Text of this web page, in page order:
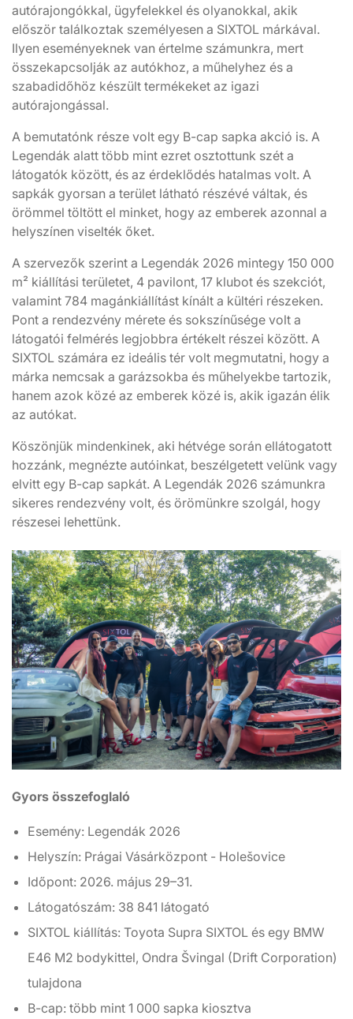
autórajongókkal, ügyfelekkel és olyanokkal, akik
először találkoztak személyesen a SIXTOL márkával.
Ilyen eseményeknek van értelme számunkra, mert
összekapcsolják az autókhoz, a műhelyhez és a
szabadidőhöz készült termékeket az igazi
autórajongással.
A bemutatónk része volt egy B-cap sapka akció is. A
Legendák alatt több mint ezret osztottunk szét a
látogatók között, és az érdeklődés hatalmas volt. A
sapkák gyorsan a terület látható részévé váltak, és
örömmel töltött el minket, hogy az emberek azonnal a
helyszínen viselték őket.
A szervezők szerint a Legendák 2026 mintegy 150 000
m² kiállítási területet, 4 pavilont, 17 klubot és szekciót,
valamint 784 magánkiállítást kínált a kültéri részeken.
Pont a rendezvény mérete és sokszínűsége volt a
látogatói felmérés legjobbra értékelt részei között. A
SIXTOL számára ez ideális tér volt megmutatni, hogy a
márka nemcsak a garázsokba és műhelyekbe tartozik,
hanem azok közé az emberek közé is, akik igazán élik
az autókat.
Köszönjük mindenkinek, aki hétvége során ellátogatott
hozzánk, megnézte autóinkat, beszélgetett velünk vagy
elvitt egy B-cap sapkát. A Legendák 2026 számunkra
sikeres rendezvény volt, és örömünkre szolgál, hogy
részesei lehettünk.
Gyors összefoglaló
Esemény: Legendák 2026
Helyszín: Prágai Vásárközpont - Holešovice
Időpont: 2026. május 29–31.
Látogatószám: 38 841 látogató
SIXTOL kiállítás: Toyota Supra SIXTOL és egy BMW
E46 M2 bodykittel, Ondra Švingal (Drift Corporation)
tulajdona
B-cap: több mint 1 000 sapka kiosztva